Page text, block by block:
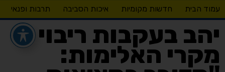
עמוד הבית חדשות מקומיות איכות הסביבה תרבות ופנאי
יהב בעקבות ריבוי
מקרי האלימות: